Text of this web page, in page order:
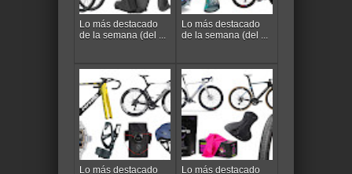
Lo más destacado
de la semana (del ...
Lo más destacado
de la semana (del ...
Lo más destacado
Lo más destacado